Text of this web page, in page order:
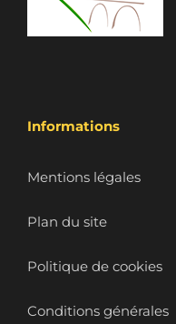
Informations
Mentions légales
Plan du site
Politique de cookies
Conditions générales